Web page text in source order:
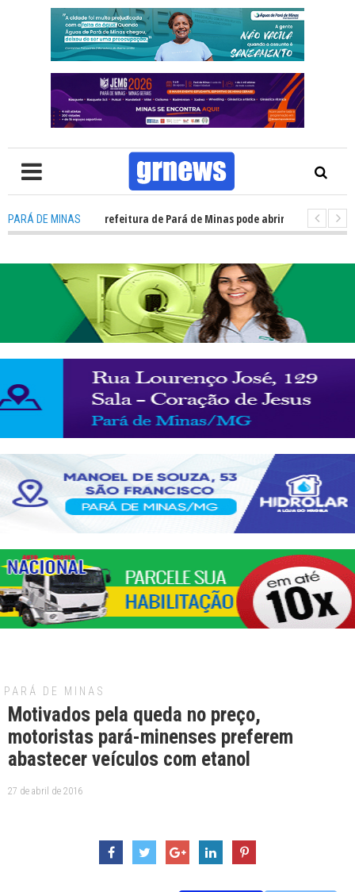
PARÁ DE MINAS
TV: Concurso da prefeitura de Pará de Minas pode abrir cerca de 1.500
PARÁ DE MINAS
Motivados pela queda no preço,
motoristas pará-minenses preferem
abastecer veículos com etanol
27 de abril de 2016